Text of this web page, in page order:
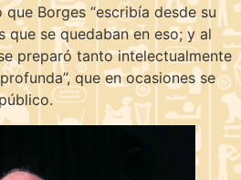
que Borges “escribía desde su
que se quedaban en eso; y al
preparó tanto intelectualmente
que en ocasiones se